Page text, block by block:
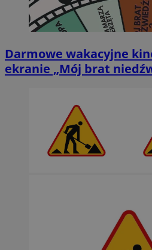
Darmowe wakacyjne
ekranie „Mój brat